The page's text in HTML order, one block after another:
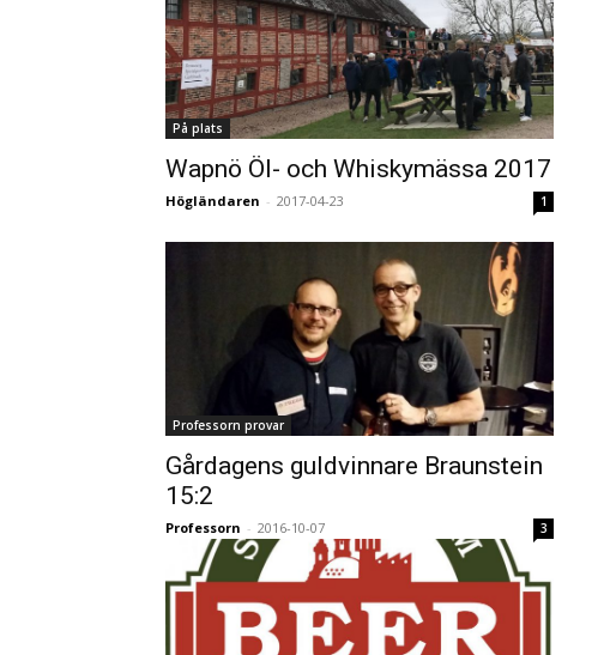
På plats
Wapnö Öl- och Whiskymässa 2017
Högländaren - 2017-04-23 1
Professorn provar
Gårdagens guldvinnare Braunstein
15:2
Professorn - 2016-10-07 3